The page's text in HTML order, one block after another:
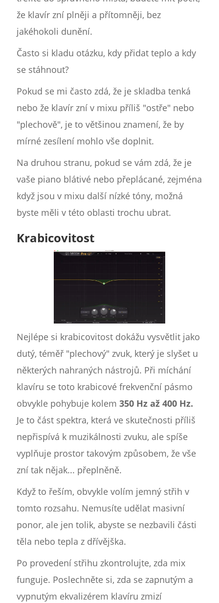
že klavír zní plněji a přítomněji, bez
jakéhokoli dunění.
Často si kladu otázku, kdy přidat teplo a kdy
se stáhnout?
Pokud se mi často zdá, že je skladba tenká
nebo že klavír zní v mixu příliš "ostře" nebo
"plechově", je to většinou znamení, že by
mírné zesílení mohlo vše doplnit.
Na druhou stranu, pokud se vám zdá, že je
vaše piano blátivé nebo přeplácané, zejména
když jsou v mixu další nízké tóny, možná
byste měli v této oblasti trochu ubrat.
Krabicovitost
Nejlépe si krabicovitost dokážu vysvětlit jako
dutý, téměř "plechový" zvuk, který je slyšet u
některých nahraných nástrojů. Při míchání
klavíru se toto krabicové frekvenční pásmo
obvykle pohybuje kolem 350 Hz až 400 Hz.
Je to část spektra, která ve skutečnosti příliš
nepřispívá k muzikálnosti zvuku, ale spíše
vyplňuje prostor takovým způsobem, že vše
zní tak nějak... přeplněně.
Když to řeším, obvykle volím jemný střih v
tomto rozsahu. Nemusíte udělat masivní
ponor, ale jen tolik, abyste se nezbavili části
těla nebo tepla z dřívějška.
Po provedení střihu zkontrolujte, zda mix
funguje. Poslechněte si, zda se zapnutým a
vypnutým ekvalizérem klavíru zmizí